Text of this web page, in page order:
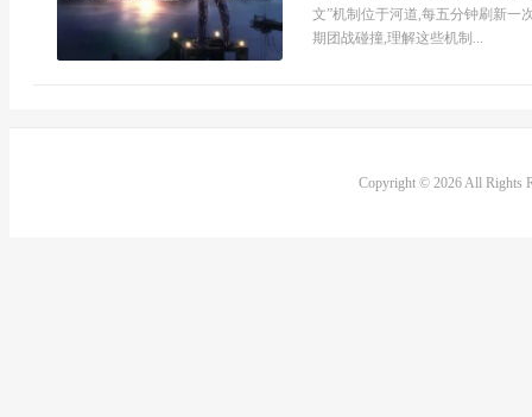
文”机制位于河道,每五分钟刷新一
期团战碰撞,理解这些机制...
Copyright © 2026 All Rights